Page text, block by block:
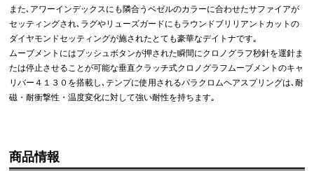
また､アワーインデックスにも隣合うベゼルのカラーに合わせたサファイアが
セッティングされ､ラグやリューズガードにもラウンドブリリアントカットの
ダイヤモンドセッティングが施されたとても豪華なデイトナです｡
ムーブメントにはプッシュボタンが押された瞬間にクロノグラフ秒針を運針ま
たは停止させることが可能な垂直クラッチ式クロノグラフムーブメントのキャ
リバー４１３０を搭載し､テンプに使用されるパラクロムヘアスプリングは､耐
磁・耐衝撃性・温度変化に対して強い耐性を持ちます｡
商品情報